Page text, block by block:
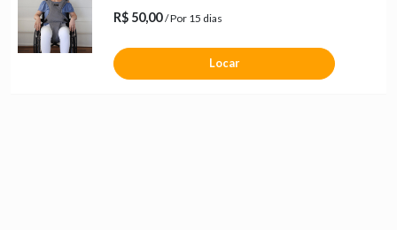
R$ 50,00/ Por 15 dias
Locar